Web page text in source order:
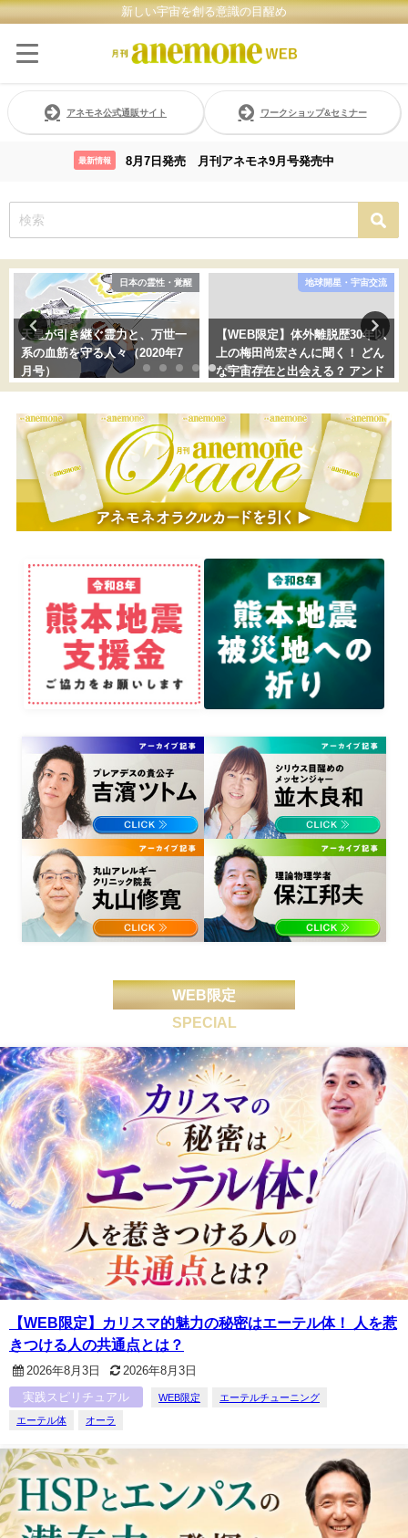
新しい宇宙を創る意識の目醒め
アネモネ公式通販サイト ワークショップ&セミナー
最新情報 8月7日発売 月刊アネモネ9月号発売中
日本の霊性・覚醒
天皇が引き継ぐ霊力と、万世一
系の血筋を守る人々（2020年7
月号）
地球開星・宇宙交流
【WEB限定】体外離脱歴30年以
上の梅田尚宏さんに聞く！ どん
な宇宙存在と出会える？ アンド
ロメダ星人からの衝撃のメッセ
2026年7月6日
WEB限定
SPECIAL
【WEB限定】カリスマ的魅力の秘密はエーテル体！ 人を惹
きつける人の共通点とは？
2026年8月3日 2026年8月3日
実践スピリチュアル WEB限定 エーテルチューニング
エーテル体 オーラ